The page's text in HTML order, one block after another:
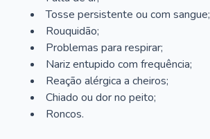
Tosse persistente ou com sangue;
Rouquidão;
Problemas para respirar;
Nariz entupido com frequência;
Reação alérgica a cheiros;
Chiado ou dor no peito;
Roncos.